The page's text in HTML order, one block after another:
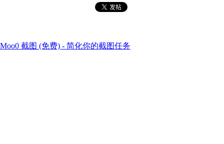
Moo0 截图 (免费) - 简化你的截图任务